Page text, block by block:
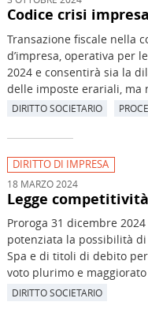
Codice crisi
Transazione fiscale nella
d’impresa, operativa per
2024 e consentirà sia la
delle imposte erariali, ma
DIRITTO SOCIETARIO
DIRITTO DI IMPRESA
18 MARZO 2024
Legge
Proroga 31 dicembre
potenziata la possibilità
Spa e di titoli di debito
voto plurimo e
DIRITTO SOCIETARIO